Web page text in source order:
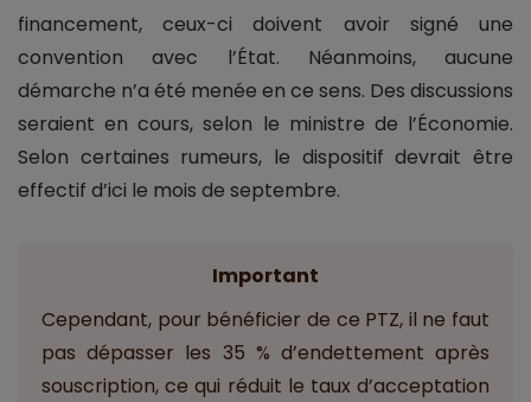
financement, ceux-ci doivent avoir signé une
convention avec l’État. Néanmoins, aucune
démarche n’a été menée en ce sens. Des discussions
seraient en cours, selon le ministre de l’Économie.
Selon certaines rumeurs, le dispositif devrait être
effectif d’ici le mois de septembre.
Important
Cependant, pour bénéficier de ce PTZ, il ne faut
pas dépasser les 35 % d’endettement après
souscription, ce qui réduit le taux d’acceptation